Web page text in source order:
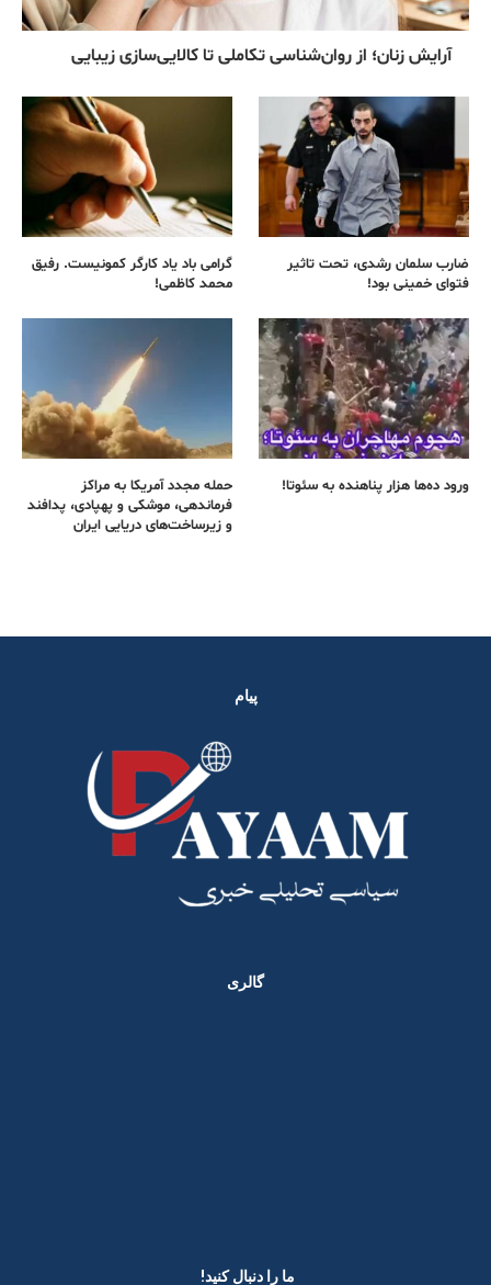
آرایش زنان؛ از روان‌شناسی تکاملی تا کالایی‌سازی زیبایی
ضارب سلمان رشدی، تحت تاثیر
فتوای خمینی بود!
گرامی باد یاد کارگر کمونیست. رفیق
محمد کاظمی!
ورود ده‌ها هزار پناهنده به سئوتا!
حمله مجدد آمریکا به مراکز
فرماندهی، موشکی و پهپادی، پدافند
و زیرساخت‌های دریایی ایران
پیام
گالری
ما را دنبال کنید! ​